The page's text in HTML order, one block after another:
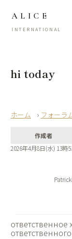
ALICE
INTERNATIONAL
hi today
› フォーラ
作成者
2026年4月8日(水) 13時